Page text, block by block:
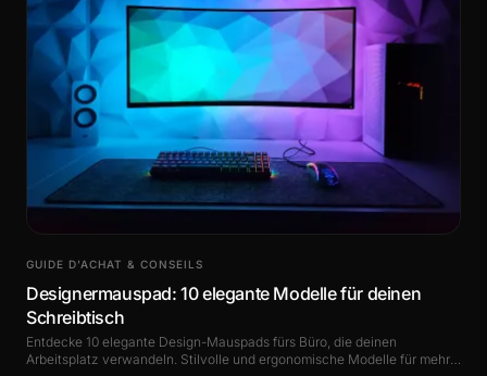
GUIDE D’ACHAT & CONSEILS
Designermauspad: 10 elegante Modelle für deinen
Schreibtisch
Entdecke 10 elegante Design-Mauspads fürs Büro, die deinen
Arbeitsplatz verwandeln. Stilvolle und ergonomische Modelle für mehr